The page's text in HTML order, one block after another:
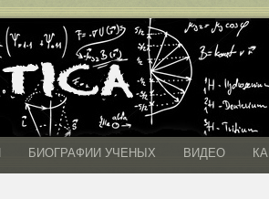
БИОГРАФИИ УЧЕНЫХ ВИДЕО